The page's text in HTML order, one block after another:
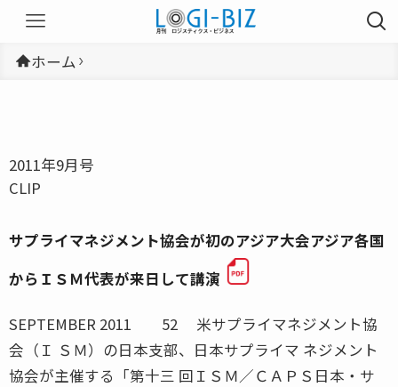
ホーム
2011年9月号
CLIP
サプライマネジメント協会が初のアジア大会アジア各国
からＩＳＭ代表が来日して講演
SEPTEMBER 2011 52 米サプライマネジメント協
会（Ｉ ＳＭ）の日本支部、日本サプライマ ネジメント
協会が主催する「第十三 回ＩＳＭ／ＣＡＰＳ日本・サ